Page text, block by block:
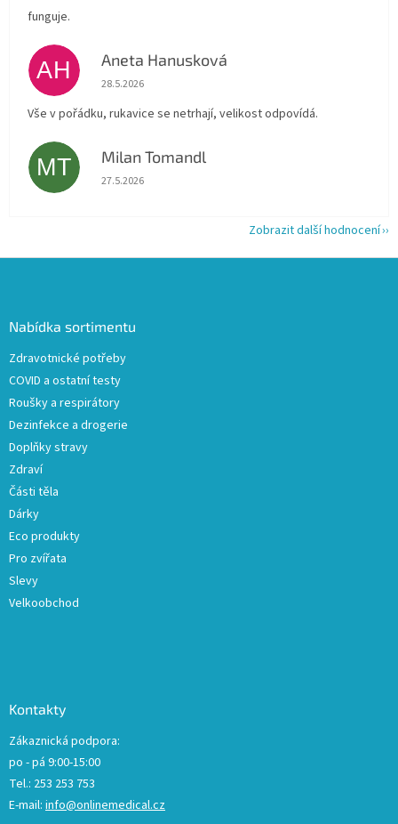
funguje.
AH Aneta Hanusková
Hodnocení obchodu je 5 z 5 hvězdiček.
28.5.2026
Vše v pořádku, rukavice se netrhají, velikost odpovídá.
MT Milan Tomandl
Hodnocení obchodu je 5 z 5 hvězdiček.
27.5.2026
Zobrazit další hodnocení
Nabídka sortimentu
Zdravotnické potřeby
COVID a ostatní testy
Roušky a respirátory
Dezinfekce a drogerie
Doplňky stravy
Zdraví
Části těla
Dárky
Eco produkty
Pro zvířata
Slevy
Velkoobchod
Kontakty
Zákaznická podpora:
po - pá 9:00-15:00
Tel.: 253 253 753
E-mail: info@onlinemedical.cz